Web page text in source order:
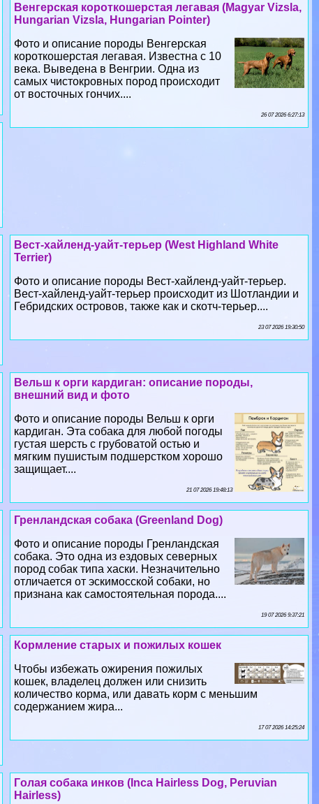
Венгерская короткошерстая легавая (Magyar Vizsla,
Hungarian Vizsla, Hungarian Pointer)
Фото и описание породы Венгерская
короткошерстая легавая. Известна с 10
века. Выведена в Венгрии. Одна из
самых чистокровных пород происходит
от восточных гончих....
26 07 2026 6:27:13
Вест-хайленд-уайт-терьер (West Highland White
Terrier)
Фото и описание породы Вест-хайленд-уайт-терьер.
Вест-хайленд-уайт-терьер происходит из Шотландии и
Гебридских островов, также как и скотч-терьер....
23 07 2026 19:30:50
Вельш к opги кардиган: описание породы,
внешний вид и фото
Фото и описание породы Вельш к opги
кардиган. Эта собака для любой погоды
густая шерсть с грубоватой остью и
мягким пушистым подшерстком хорошо
защищает....
21 07 2026 19:48:13
Гренландская собака (Greenland Dog)
Фото и описание породы Гренландская
собака. Это одна из ездовых северных
пород собак типа хаски. Незначительно
отличается от эскимосской собаки, но
признана как самостоятельная порода....
19 07 2026 9:37:21
Кормление старых и пожилых кошек
Чтобы избежать ожирения пожилых
кошек, владелец должен или снизить
количество корма, или давать корм с меньшим
содержанием жира...
17 07 2026 14:25:24
Гoлая собака инков (Inca Hairless Dog, Peruvian
Hairless)